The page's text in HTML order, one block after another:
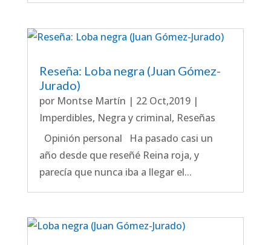
Reseña: Loba negra (Juan Gómez-
Jurado)
por Montse Martín | 22 Oct,2019|
Imperdibles, Negra y criminal, Reseñas
Opinión personal Ha pasado casi un
año desde que reseñé Reina roja, y
parecía que nunca iba a llegar el...